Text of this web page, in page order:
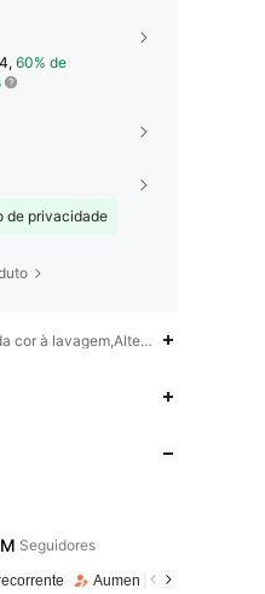
60% de
de privacidade
cor à lavagem,Alterações
Aumento de seguidores